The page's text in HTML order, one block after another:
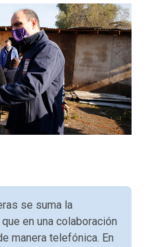
se suma la
en una colaboración
manera telefónica. En